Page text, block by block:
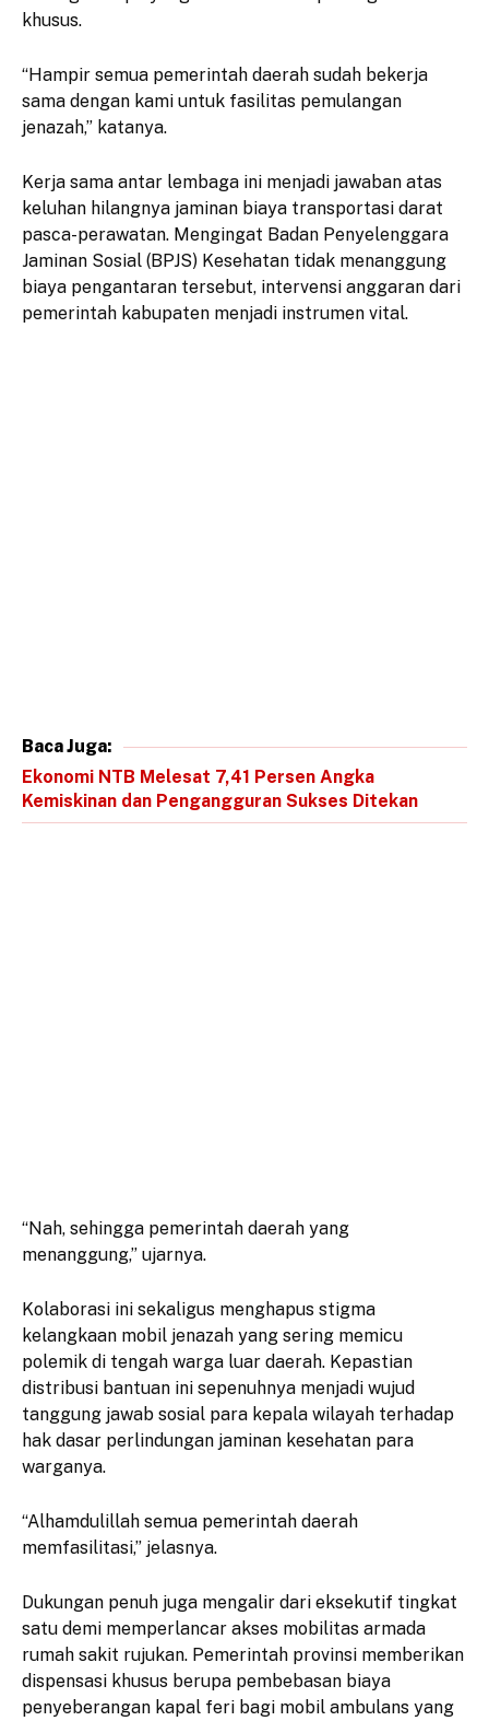
khusus.
“Hampir semua pemerintah daerah sudah bekerja
sama dengan kami untuk fasilitas pemulangan
jenazah,” katanya.
Kerja sama antar lembaga ini menjadi jawaban atas
keluhan hilangnya jaminan biaya transportasi darat
pasca-perawatan. Mengingat Badan Penyelenggara
Jaminan Sosial (BPJS) Kesehatan tidak menanggung
biaya pengantaran tersebut, intervensi anggaran dari
pemerintah kabupaten menjadi instrumen vital.
Baca Juga:
Ekonomi NTB Melesat 7,41 Persen Angka
Kemiskinan dan Pengangguran Sukses Ditekan
“Nah, sehingga pemerintah daerah yang
menanggung,” ujarnya.
Kolaborasi ini sekaligus menghapus stigma
kelangkaan mobil jenazah yang sering memicu
polemik di tengah warga luar daerah. Kepastian
distribusi bantuan ini sepenuhnya menjadi wujud
tanggung jawab sosial para kepala wilayah terhadap
hak dasar perlindungan jaminan kesehatan para
warganya.
“Alhamdulillah semua pemerintah daerah
memfasilitasi,” jelasnya.
Dukungan penuh juga mengalir dari eksekutif tingkat
satu demi memperlancar akses mobilitas armada
rumah sakit rujukan. Pemerintah provinsi memberikan
dispensasi khusus berupa pembebasan biaya
penyeberangan kapal feri bagi mobil ambulans yang